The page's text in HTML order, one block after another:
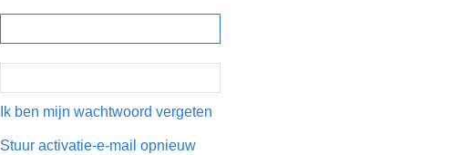
Ik ben mijn wachtwoord vergeten
Stuur activatie-e-mail opnieuw